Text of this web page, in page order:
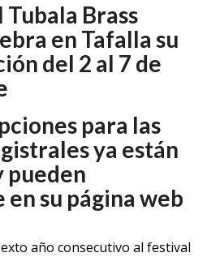
Brass
en Tafalla su
del 2 al 7 de
para las
ya están
pueden
en su página web
año consecutivo al festival